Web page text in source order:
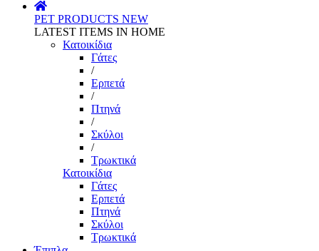
PET PRODUCTS NEW
LATEST ITEMS IN HOME
Κατοικίδια
Γάτες
/
Ερπετά
/
Πτηνά
/
Σκύλοι
/
Τρωκτικά
Κατοικίδια
Γάτες
Ερπετά
Πτηνά
Σκύλοι
Τρωκτικά